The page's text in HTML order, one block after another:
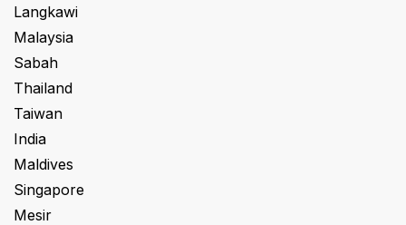
Langkawi
Malaysia
Sabah
Thailand
Taiwan
India
Maldives
Singapore
Mesir